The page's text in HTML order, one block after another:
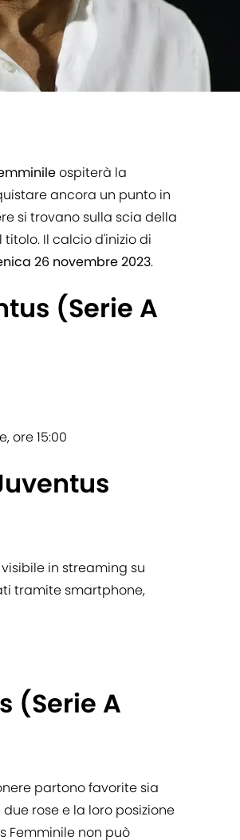
ospiterà la
ancora un punto in
si trovano sulla scia della
Il calcio d'inizio di
26 novembre 2023.
(Serie A
ore 15:00
in streaming su
tramite smartphone,
(Serie A
partono favorite sia
rose e la loro posizione
Femminile non può